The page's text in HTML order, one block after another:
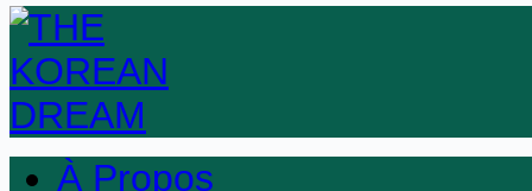
À Propos